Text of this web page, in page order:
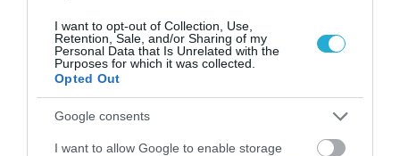
I want to opt-out of Collection, Use,
Retention, Sale, and/or Sharing of my
Personal Data that Is Unrelated with the
Purposes for which it was collected.
Opted Out
Google consents
I want to allow Google to enable storage